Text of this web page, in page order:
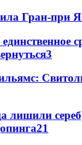
Гран-при
3
лишили
21